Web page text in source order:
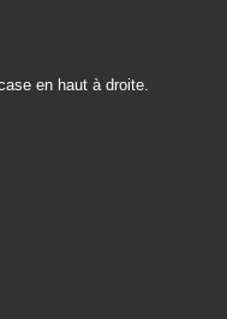
en haut à droite.